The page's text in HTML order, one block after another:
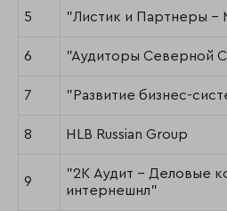
5 "Листик и Партнеры -
6 "Аудиторы Северной
7 "Развитие бизнес-
8 HLB Russian Group
9
"2К Аудит - Деловые
интернешнл"